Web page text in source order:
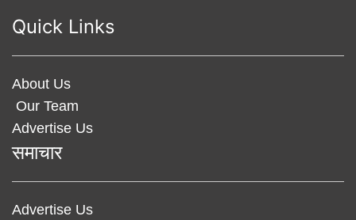
Quick Links
About Us
Our Team
Advertise Us
समाचार
Advertise Us